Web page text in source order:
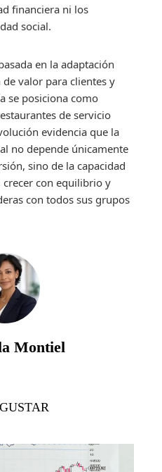
financiera ni los
social.
en la adaptación
valor para clientes y
se posiciona como
de servicio
evidencia que la
no depende únicamente
sino de la capacidad
con equilibrio y
con todos sus grupos
Montiel